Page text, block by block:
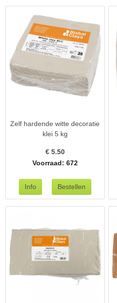
Zelf hardende witte decoratie
klei 5 kg
€ 5.50
Voorraad: 672